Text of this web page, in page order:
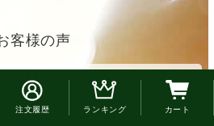
客様の声
した。
が、美味しいと母が喜んでいました。
はこちら
注文履歴 ランキング カート